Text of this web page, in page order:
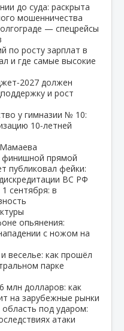
до суда: раскрыта
мошенничества
— спецрейсы
по росту зарплат в
и где самые высокие
должен
и рост
у гимназии № 10:
10‑летней
финишной прямой
публиковал фейки:
ВС РФ
сентября: в
опьянения:
с ножом на
веселье: как прошёл
парке
млн долларов: как
на зарубежные рынки
область под ударом:
атаки